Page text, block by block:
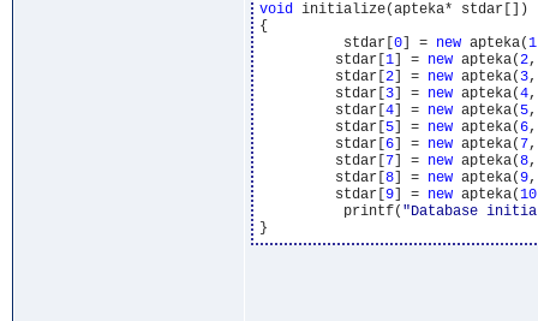
void initialize(apteka* stdar[])
{
	  stdar[
0] = new apteka(1
	 stdar[
1] = new apteka(2,
	 stdar[
2] = new apteka( 3,
	 stdar[
3] = new apteka(4,
	 stdar[
4] = new apteka( 5,
	 stdar[
5] = new apteka( 6,
	 stdar[
6] = new apteka( 7,
	 stdar[
7] = new apteka(8,
	 stdar[
8] = new apteka(9,
	 stdar[
9] = new apteka(10
	  printf(
"Database